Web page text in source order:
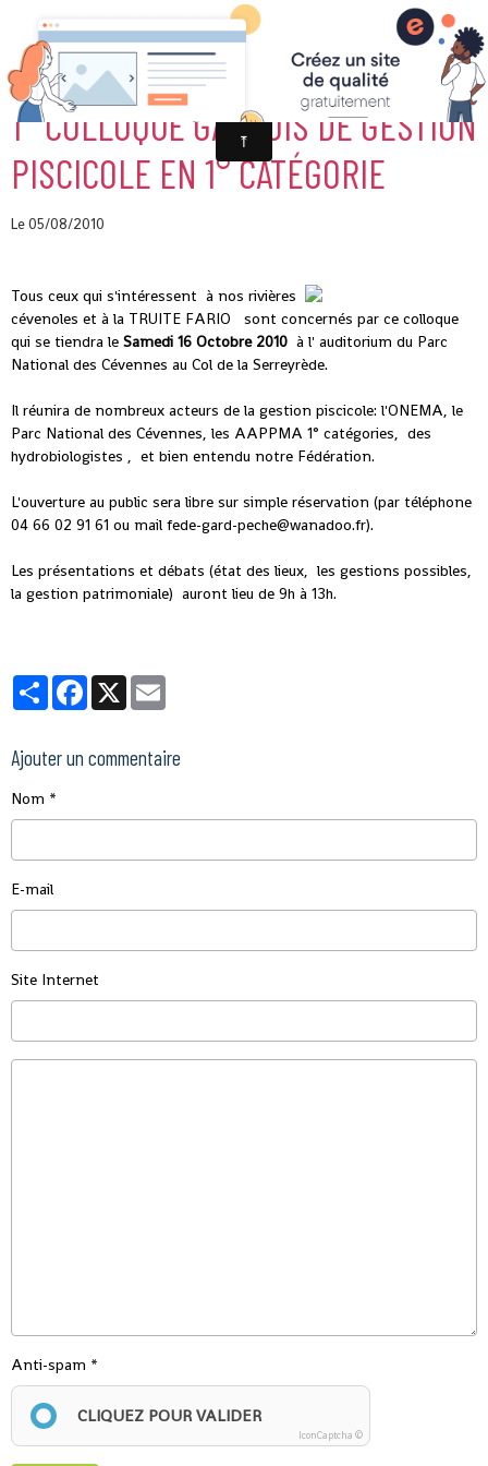
1° COLLOQUE GARDOIS DE GESTION
PISCICOLE EN 1° CATÉGORIE
Le 05/08/2010
Tous ceux qui s'intéressent à nos rivières
cévenoles et à la TRUITE FARIO sont concernés par ce colloque
qui se tiendra le Samedi 16 Octobre 2010 à l' auditorium du Parc
National des Cévennes au Col de la Serreyrède.
Il réunira de nombreux acteurs de la gestion piscicole: l'ONEMA, le
Parc National des Cévennes, les AAPPMA 1° catégories, des
hydrobiologistes , et bien entendu notre Fédération.
L'ouverture au public sera libre sur simple réservation (par téléphone
04 66 02 91 61 ou mail fede-gard-peche@wanadoo.fr).
Les présentations et débats (état des lieux, les gestions possibles,
la gestion patrimoniale) auront lieu de 9h à 13h.
PartagerFacebook
X
Ajouter un commentaire
Nom
E-mail
Site Internet
Anti-spam
CLIQUEZ POUR VALIDER
IconCaptcha ©